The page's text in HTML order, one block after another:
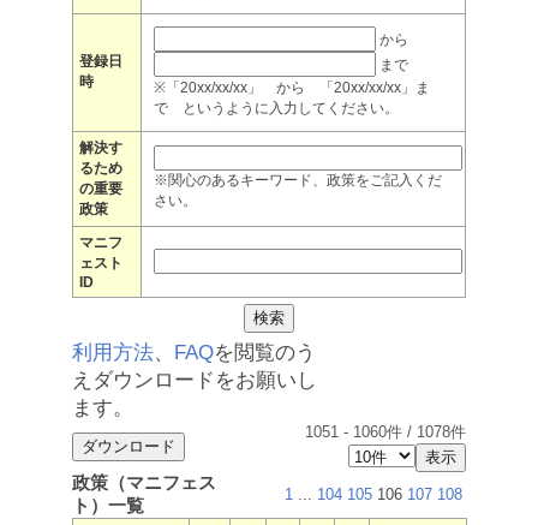
登録日
時
から
まで
※「20xx/xx/xx」 から 「20xx/xx/xx」ま
で というように入力してください。
解決す
るため
の重要
政策
※関心のあるキーワード、政策をご記入くだ
さい。
マニフ
ェスト
ID
利用方法、 FAQを閲覧のう
えダウンロードをお願いし
ます。
1051 - 1060件 / 1078件
政策（マニフェス
ト）一覧
1 ... 104 105 106 107 108